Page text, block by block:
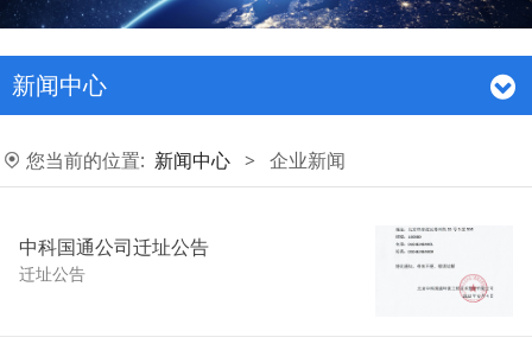
新闻中心
您当前的位置: 新闻中心 > 企业新闻
中科国通公司迁址公告
迁址公告